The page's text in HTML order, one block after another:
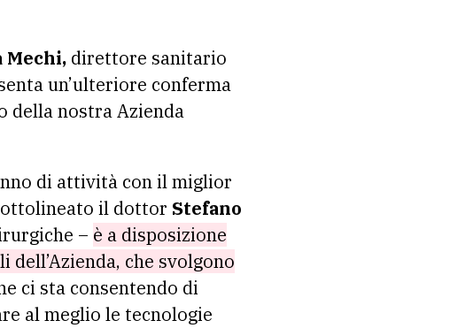
Mechi, direttore sanitario
un’ulteriore conferma
della nostra Azienda
di attività con il miglior
il dottor Stefano
– è a disposizione
che svolgono
ci sta consentendo di
al meglio le tecnologie